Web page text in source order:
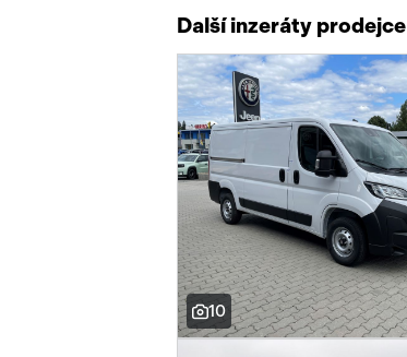
nastavitelný volant
vyhřívaná sedadla
Další inzeráty prodejce
10